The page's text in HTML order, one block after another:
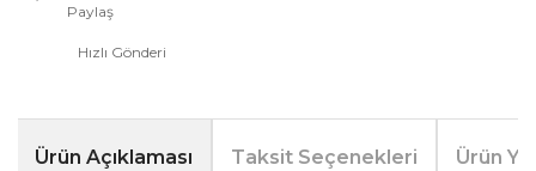
Paylaş
Hızlı Gönderi
Ürün Açıklaması Taksit Seçenekleri Ürün